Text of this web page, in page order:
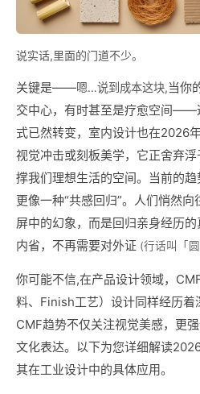
说实话,里面的门道不少。
关键是——嗯…说到成本这块,当你
交中心，有时甚至是疗愈空间——
式已然转变，室内设计也在2026
视觉冲击或刻板美学，它正舍弃
撑我们理想生活的空间。当前的趋
更像一种“共感回归”。人们悄然
屏中的幻象，而是回归亲身经历
内省，不再需要对外证 (行话叫「
你可能不信,在产品设计领域，
料、Finish工艺）设计同样经历
CMF趋势不仅关注视觉美感，更
文化表达。以下为您详细解读
其在工业设计中的具体应用。